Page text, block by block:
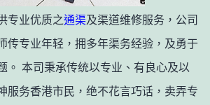
专业优质之通渠及渠道维修服务，公司
传专业年轻，拥多年渠务经验，及勇于
。 本司秉承传统以专业、有良心及以
服务香港市民，绝不花言巧话，卖弄专